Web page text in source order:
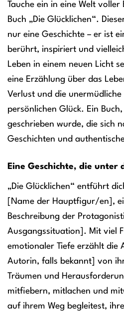
Tauche ein in eine Welt
Buch „Die Glücklichen“.
nur eine Geschichte – er ist
berührt, inspiriert und
Leben in einem neuen Licht
eine Erzählung über das
Verlust und die unermüdliche
persönlichen Glück. Ein
geschrieben wurde, die sich
Geschichten und
Eine Geschichte, die unter
„Die Glücklichen“ entführt
[Name der Hauptfigur/en],
Beschreibung der
Ausgangssituation]. Mit viel
emotionaler Tiefe erzählt die
Autorin, falls bekannt] von
Träumen und
mitfiebern, mitlachen und
auf ihrem Weg begleitest,